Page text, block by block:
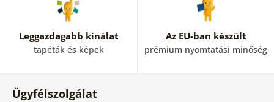
Leggazdagabb kínálat
tapéták és képek
Az EU-ban készült
prémium nyomtatási minőség
Ügyfélszolgálat